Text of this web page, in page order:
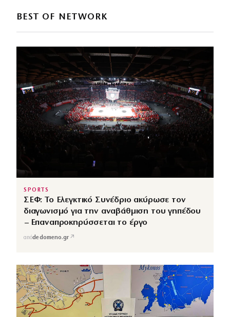
BEST OF NETWORK
SPORTS
ΣΕΦ: Το Ελεγκτικό Συνέδριο ακύρωσε τον
διαγωνισμό για την αναβάθμιση του γηπέδου
– Επαναπροκηρύσσεται το έργο
απόdedomeno.gr ↗